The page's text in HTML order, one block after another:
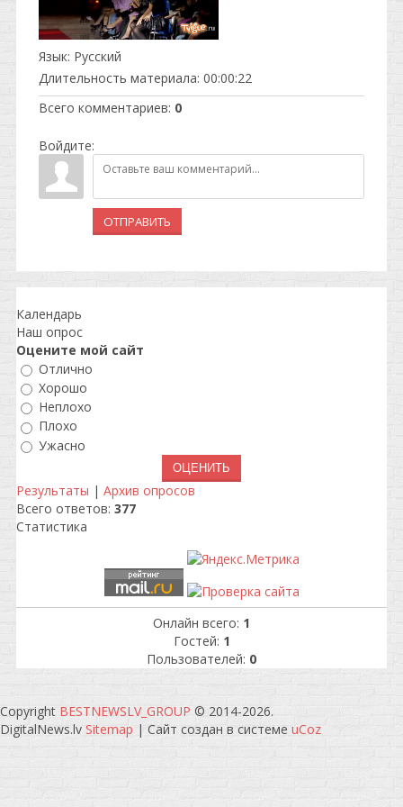
Язык: Русский
Длительность материала: 00:00:22
Всего комментариев: 0
Войдите:
ОТПРАВИТЬ
Календарь
Наш опрос
Оцените мой сайт
Отлично
Хорошо
Неплохо
Плохо
Ужасно
Результаты | Архив опросов
Всего ответов: 377
Статистика
Онлайн всего: 1
Гостей: 1
Пользователей: 0
Copyright BESTNEWSLV_GROUP © 2014-2026.
DigitalNews.lv Sitemap | Сайт создан в системе uCoz